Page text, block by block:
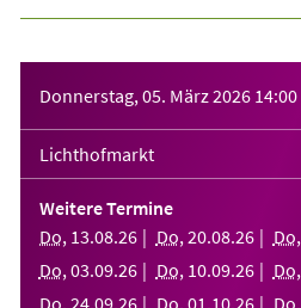
Donnerstag, 05. März 2026 14:00
Lichthofmarkt
Weitere Termine
Do, 13.08.26 Do, 20.08.26 Do,
Do, 03.09.26 Do, 10.09.26 Do,
Do, 24.09.26 Do, 01 .10.26 Do,